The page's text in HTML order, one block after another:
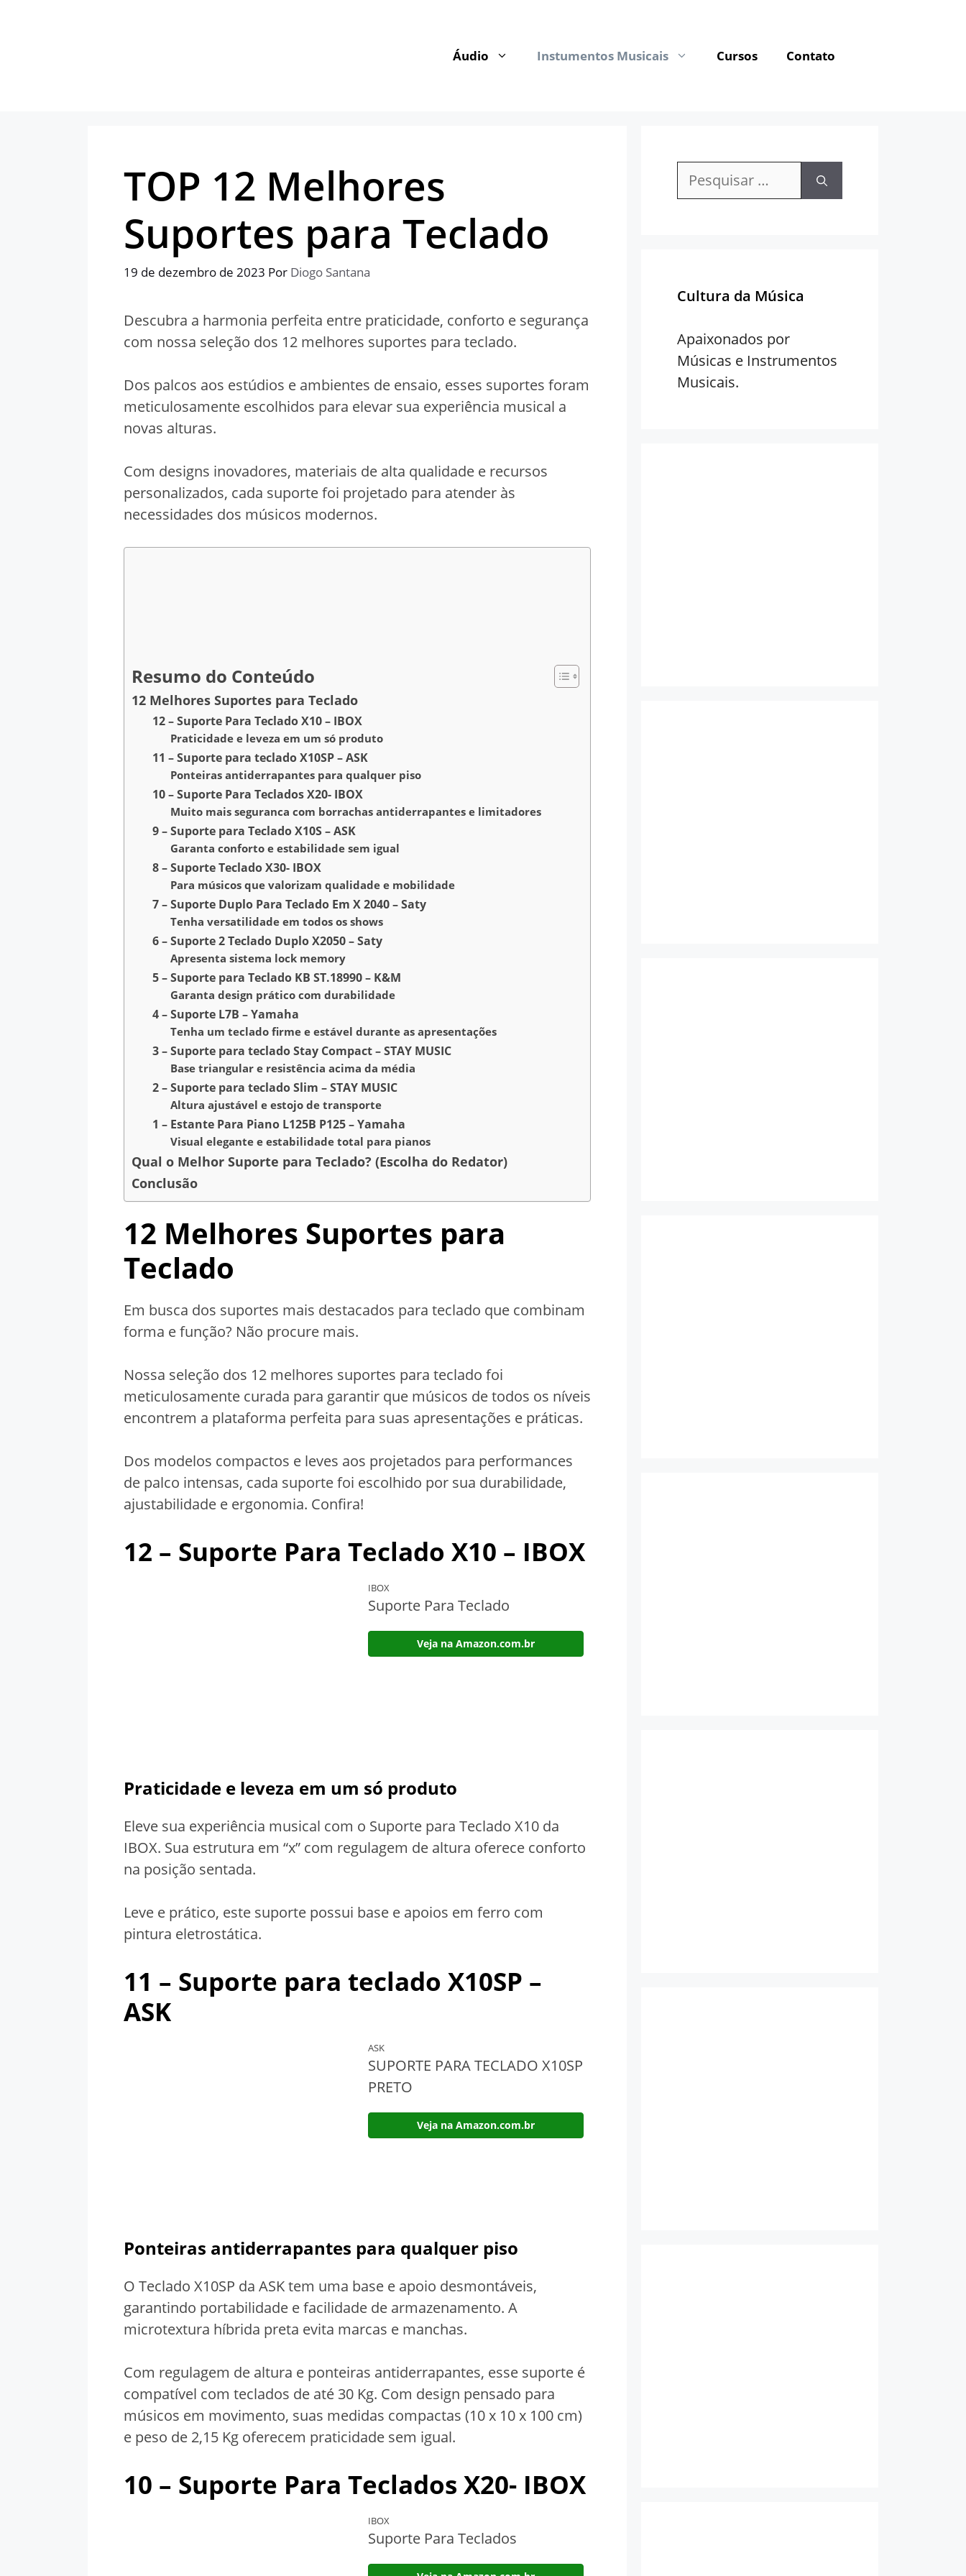
Áudio Instumentos Musicais Cursos Contato
TOP 12 Melhores
Suportes para Teclado
19 de dezembro de 2023 Por Diogo Santana
Descubra a harmonia perfeita entre praticidade, conforto e segurança
com nossa seleção dos 12 melhores suportes para teclado.
Dos palcos aos estúdios e ambientes de ensaio, esses suportes foram
meticulosamente escolhidos para elevar sua experiência musical a
novas alturas.
Com designs inovadores, materiais de alta qualidade e recursos
personalizados, cada suporte foi projetado para atender às
necessidades dos músicos modernos.
Resumo do Conteúdo
12 Melhores Suportes para Teclado
12 – Suporte Para Teclado X10 – IBOX
Praticidade e leveza em um só produto
11 – Suporte para teclado X10SP – ASK
Ponteiras antiderrapantes para qualquer piso
10 – Suporte Para Teclados X20- IBOX
Muito mais seguranca com borrachas antiderrapantes e limitadores
9 – Suporte para Teclado X10S – ASK
Garanta conforto e estabilidade sem igual
8 – Suporte Teclado X30- IBOX
Para músicos que valorizam qualidade e mobilidade
7 – Suporte Duplo Para Teclado Em X 2040 – Saty
Tenha versatilidade em todos os shows
6 – Suporte 2 Teclado Duplo X2050 – Saty
Apresenta sistema lock memory
5 – Suporte para Teclado KB ST.18990 – K&M
Garanta design prático com durabilidade
4 – Suporte L7B – Yamaha
Tenha um teclado firme e estável durante as apresentações
3 – Suporte para teclado Stay Compact – STAY MUSIC
Base triangular e resistência acima da média
2 – Suporte para teclado Slim – STAY MUSIC
Altura ajustável e estojo de transporte
1 – Estante Para Piano L125B P125 – Yamaha
Visual elegante e estabilidade total para pianos
Qual o Melhor Suporte para Teclado? (Escolha do Redator)
Conclusão
12 Melhores Suportes para
Teclado
Em busca dos suportes mais destacados para teclado que combinam
forma e função? Não procure mais.
Nossa seleção dos 12 melhores suportes para teclado foi
meticulosamente curada para garantir que músicos de todos os níveis
encontrem a plataforma perfeita para suas apresentações e práticas.
Dos modelos compactos e leves aos projetados para performances
de palco intensas, cada suporte foi escolhido por sua durabilidade,
ajustabilidade e ergonomia. Confira!
12 – Suporte Para Teclado X10 – IBOX
IBOX
Suporte Para Teclado
Veja na Amazon.com.br
Praticidade e leveza em um só produto
Eleve sua experiência musical com o Suporte para Teclado X10 da
IBOX. Sua estrutura em “x” com regulagem de altura oferece conforto
na posição sentada.
Leve e prático, este suporte possui base e apoios em ferro com
pintura eletrostática.
11 – Suporte para teclado X10SP –
ASK
ASK
SUPORTE PARA TECLADO X10SP
PRETO
Veja na Amazon.com.br
Ponteiras antiderrapantes para qualquer piso
O Teclado X10SP da ASK tem uma base e apoio desmontáveis,
garantindo portabilidade e facilidade de armazenamento. A
microtextura híbrida preta evita marcas e manchas.
Com regulagem de altura e ponteiras antiderrapantes, esse suporte é
compatível com teclados de até 30 Kg. Com design pensado para
músicos em movimento, suas medidas compactas (10 x 10 x 100 cm)
e peso de 2,15 Kg oferecem praticidade sem igual.
10 – Suporte Para Teclados X20- IBOX
IBOX
Suporte Para Teclados
Pesquisar
Cultura da Música
Apaixonados por
Músicas e Instrumentos
Musicais.